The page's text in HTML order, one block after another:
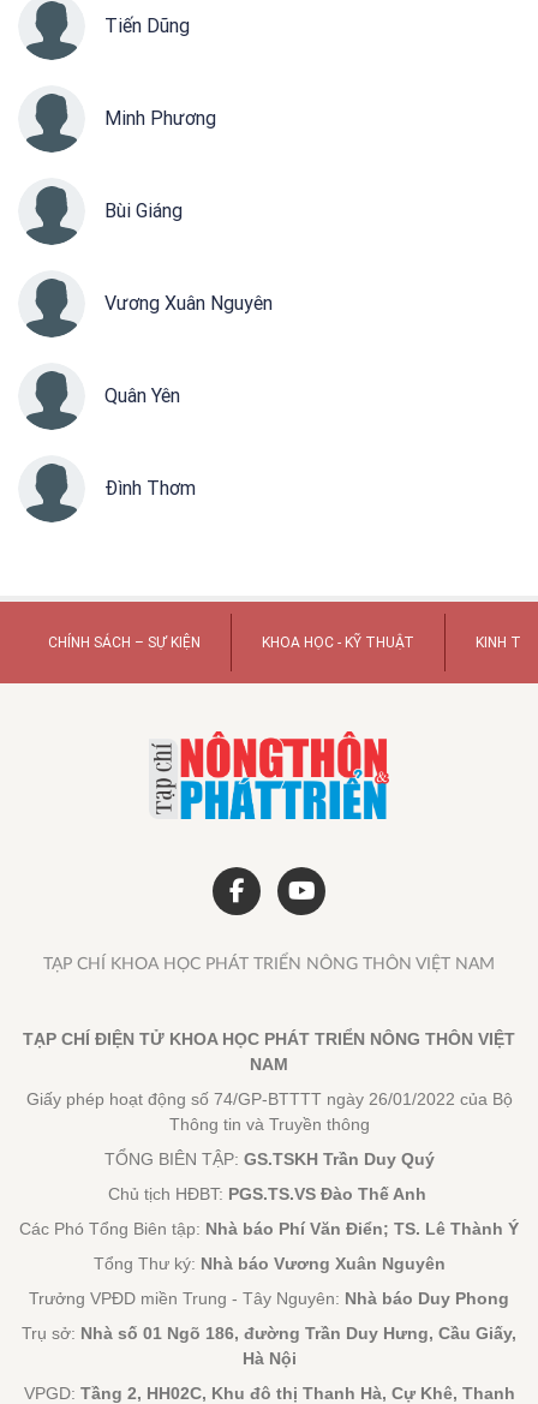
Tiến Dũng
Minh Phương
Bùi Giáng
Vương Xuân Nguyên
Quân Yên
Đình Thơm
CHÍNH SÁCH – SỰ KIỆN KHOA HỌC - KỸ THUẬT KINH TẾ
TẠP CHÍ KHOA HỌC PHÁT TRIỂN NÔNG THÔN VIỆT NAM
TẠP CHÍ ĐIỆN TỬ KHOA HỌC PHÁT TRIỂN NÔNG THÔN VIỆT
NAM
Giấy phép hoạt động số 74/GP-BTTTT ngày 26/01/2022 của Bộ
Thông tin và Truyền thông
TỔNG BIÊN TẬP: GS.TSKH Trần Duy Quý
Chủ tịch HĐBT: PGS.TS.VS Đào Thế Anh
Các Phó Tổng Biên tập: Nhà báo Phí Văn Điển; TS. Lê Thành Ý
Tổng Thư ký: Nhà báo Vương Xuân Nguyên
Trưởng VPĐD miền Trung - Tây Nguyên: Nhà báo Duy Phong
Trụ sở: Nhà số 01 Ngõ 186, đường Trần Duy Hưng, Cầu Giấy,
Hà Nội
VPGD: Tầng 2, HH02C, Khu đô thị Thanh Hà, Cự Khê, Thanh